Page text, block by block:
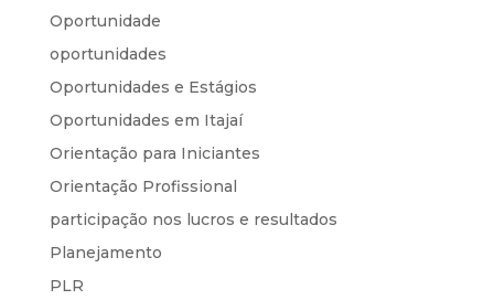
Oportunidade
oportunidades
Oportunidades e Estágios
Oportunidades em Itajaí
Orientação para Iniciantes
Orientação Profissional
participação nos lucros e resultados
Planejamento
PLR